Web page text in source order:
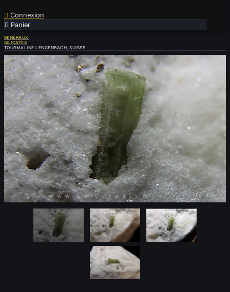
 Connexion
 Panier
MINÉRAUX
SILICATES
TOURMALINE LENGENBACH, SUISSE